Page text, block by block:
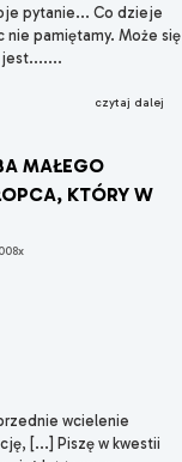
pytanie... Co dzieje
nie pamiętamy. Może się
jest.......
czytaj dalej
MAŁEGO
KTÓRY W
wcielenie
[...] Piszę w kwestii